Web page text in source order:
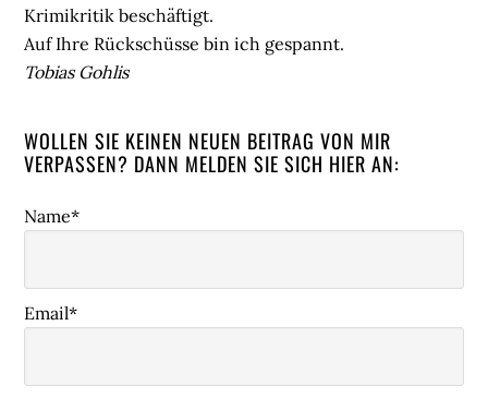
Krimikritik beschäftigt.
Auf Ihre Rückschüsse bin ich gespannt.
Tobias Gohlis
WOLLEN SIE KEINEN NEUEN BEITRAG VON MIR
VERPASSEN? DANN MELDEN SIE SICH HIER AN:
Name*
Email*